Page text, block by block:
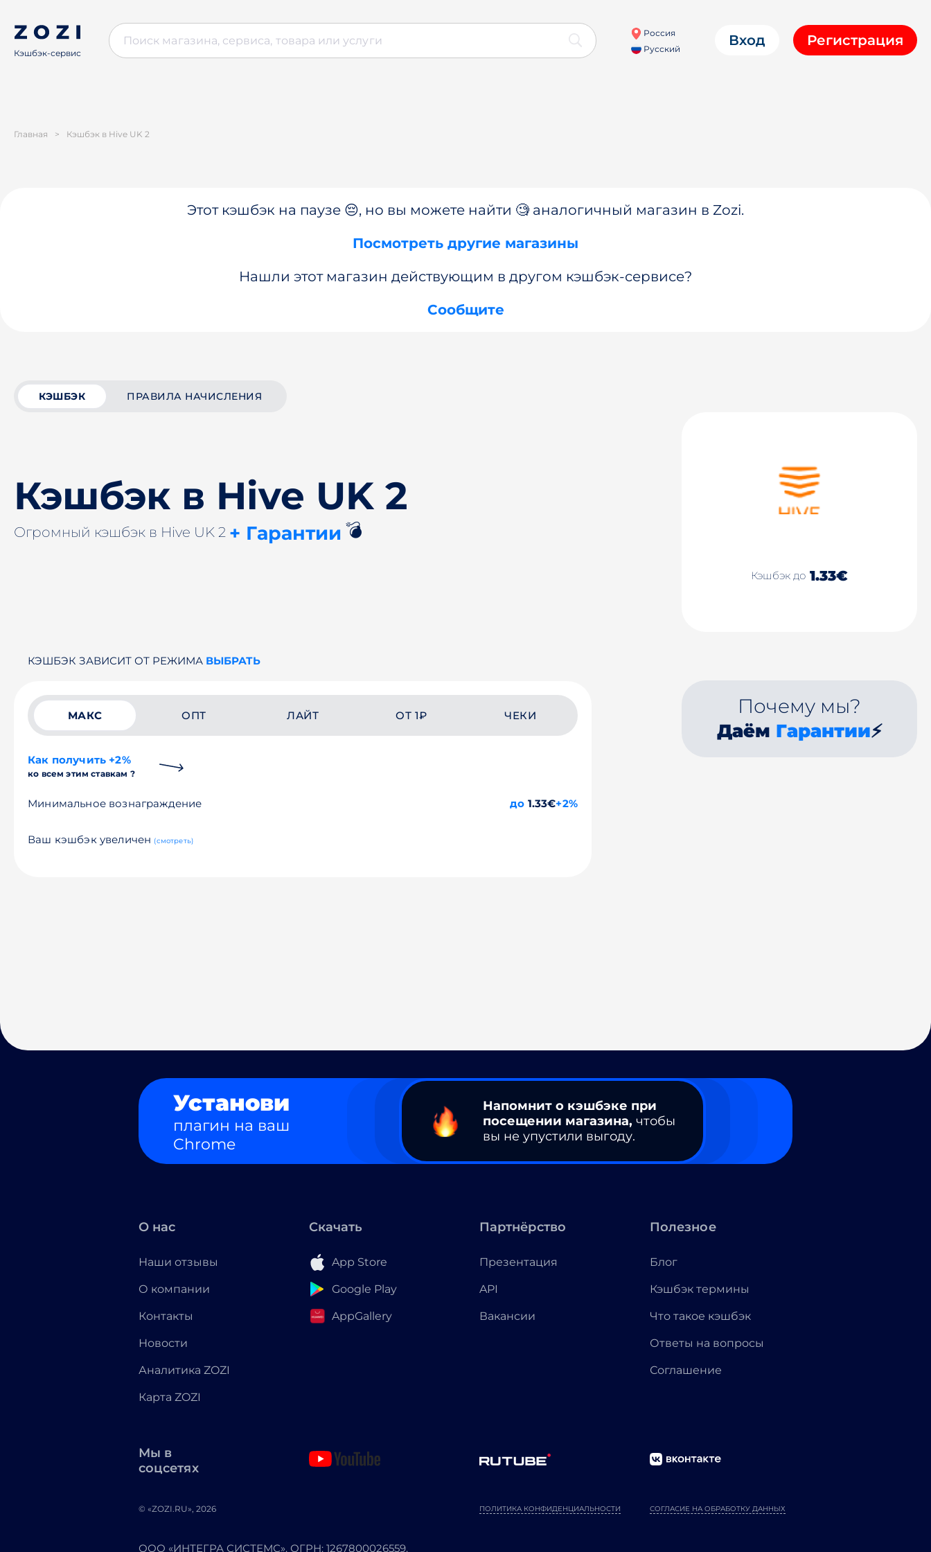
Кэшбэк-сервис
Россия
Русский
Вход Регистрация
Главная > Кэшбэк в Hive UK 2
Этот кэшбэк на паузе 😔, но вы можете найти 🧐 аналогичный магазин в Zozi.
Посмотреть другие магазины
Нашли этот магазин действующим в другом кэшбэк-сервисе?
Сообщите
КЭШБЭК ПРАВИЛА НАЧИСЛЕНИЯ
Кэшбэк в Hive UK 2
Огромный кэшбэк в Hive UK 2 + Гарантии 💣
Кэшбэк до 1.33€
КЭШБЭК ЗАВИСИТ ОТ РЕЖИМА ВЫБРАТЬ
МАКС ОПТ ЛАЙТ ОТ 1₽ ЧЕКИ
Как получить +2%
ко всем этим ставкам ?
Минимальное вознаграждение до 1.33€+2%
Ваш кэшбэк увеличен (смотреть)
Почему мы?
Даём Гарантии⚡
Установи
плагин на ваш
Chrome
Напомнит о кэшбэке при
посещении магазина, чтобы
вы не упустили выгоду.
О нас
Наши отзывы
О компании
Контакты
Новости
Аналитика ZOZI
Карта ZOZI
Скачать
App Store
Google Play
AppGallery
Партнёрство
Презентация
API
Вакансии
Полезное
Блог
Кэшбэк термины
Что такое кэшбэк
Ответы на вопросы
Соглашение
Мы в
соцсетях
© «ZOZI.RU», 2026 ПОЛИТИКА КОНФИДЕНЦИАЛЬНОСТИ СОГЛАСИЕ НА ОБРАБОТКУ ДАННЫХ
ООО «ИНТЕГРА СИСТЕМС». ОГРН: 1267800026559.